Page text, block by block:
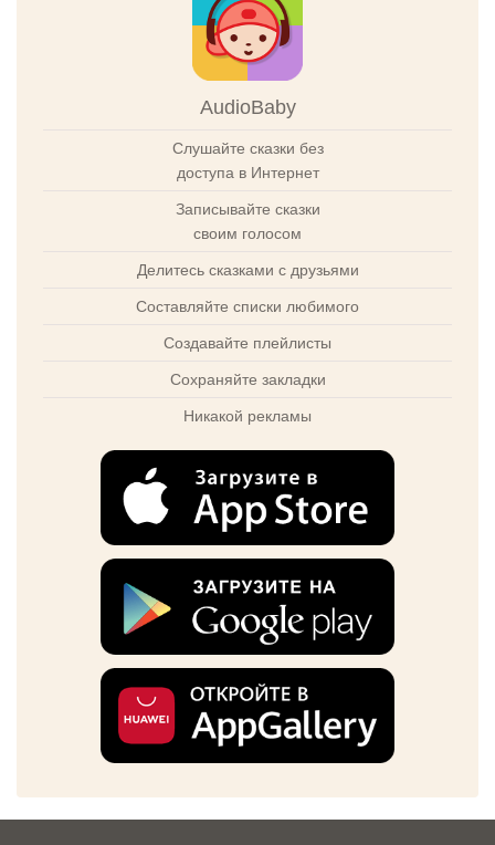
AudioBaby
Слушайте сказки без
доступа в Интернет
Записывайте сказки
своим голосом
Делитесь сказками с друзьями
Составляйте списки любимого
Создавайте плейлисты
Сохраняйте закладки
Никакой рекламы